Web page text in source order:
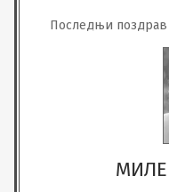
Последњи поздрав